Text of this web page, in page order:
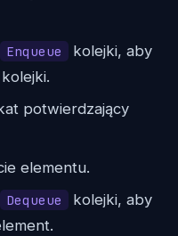
Enqueue
kolejki, aby
potwierdzający
elementu.
Dequeue
kolejki, aby